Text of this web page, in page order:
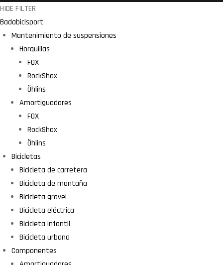
HIDE FILTER
Badabicisport
Mantenimiento de suspensiones
Horquillas
FOX
RockShox
Öhlins
Amortiguadores
FOX
RockShox
Öhlins
Bicicletas
Bicicleta de carretera
Bicicleta de montaña
Bicicleta gravel
Bicicleta eléctrica
Bicicleta infantil
Bicicleta urbana
Componentes